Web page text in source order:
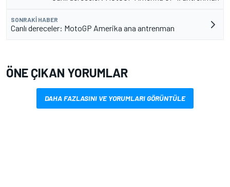
SONRAKI HABER
Canlı dereceler: MotoGP Amerika ana antrenman
ÖNE ÇIKAN YORUMLAR
DAHA FAZLASINI VE YORUMLARI GÖRÜNTÜLE